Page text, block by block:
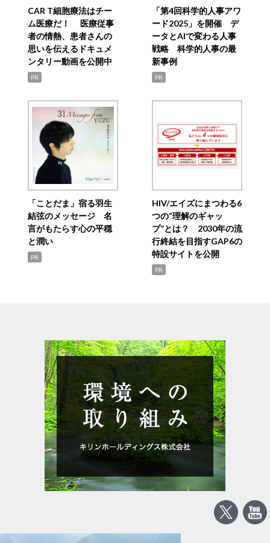
CAR T細胞療法はチー
ム医療だ！ 医療従事
者の情熱、患者さんの
思いを伝えるドキュメ
ンタリー動画を公開中
PR
「第4回科学的人事アワ
ード2025」を開催 デ
ータとAIで変わる人事
戦略 科学的人事の最
新事例
PR
「ことだま」宿る羽生
結弦のメッセージ 名
言がもたらす心の平穏
と潤い
PR
HIV/エイズにまつわる6
つの“理解のギャッ
プ”とは？ 2030年の流
行終結を目指すGAP6の
特設サイトを公開
PR